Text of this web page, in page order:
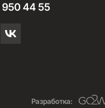
950 44 55
Разработка: